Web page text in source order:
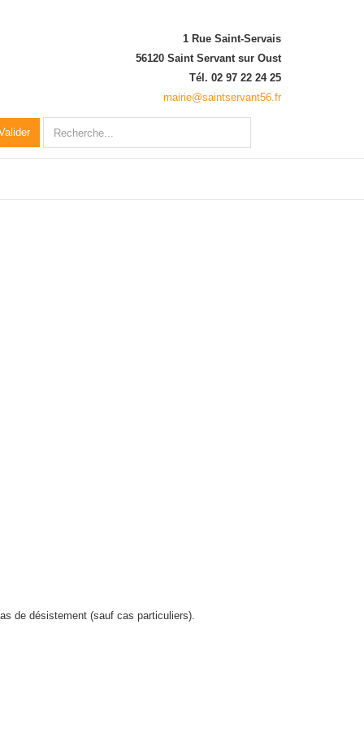
1 Rue Saint-Servais
56120 Saint Servant sur Oust
Tél. 02 97 22 24 25
mairie@saintservant56.fr
Rechercher
de désistement (sauf cas particuliers).